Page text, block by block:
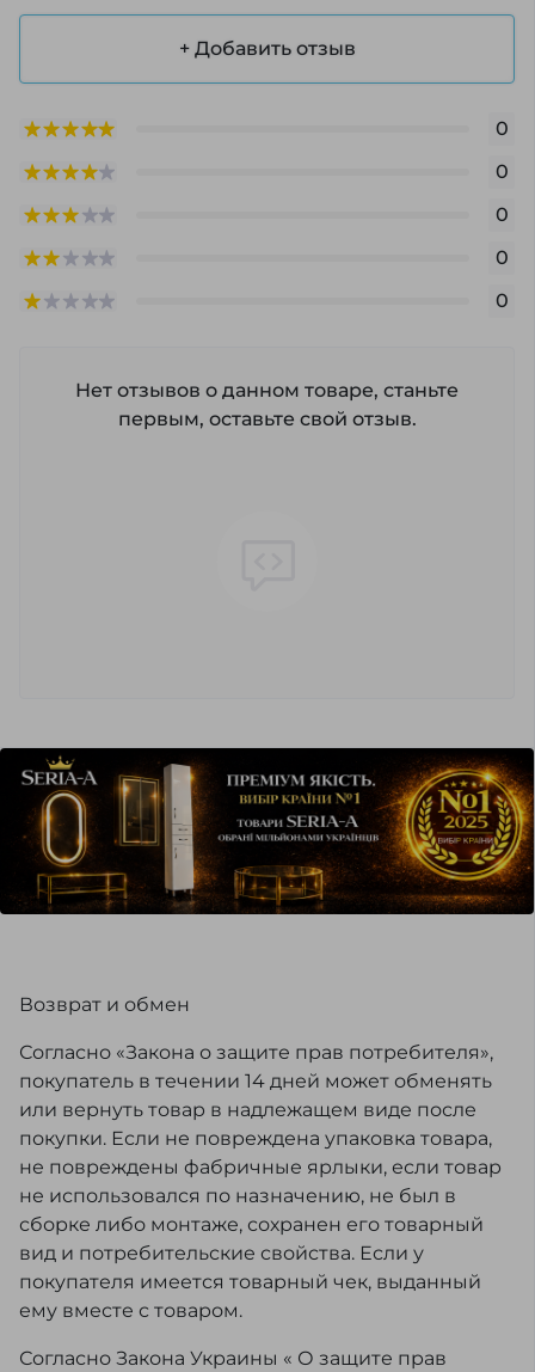
+ Добавить отзыв
0
0
0
0
0
Нет отзывов о данном товаре, станьте
первым, оставьте свой отзыв.
Возврат и обмен
Согласно «Закона о защите прав потребителя»,
покупатель в течении 14 дней может обменять
или вернуть товар в надлежащем виде после
покупки. Если не повреждена упаковка товара,
не повреждены фабричные ярлыки, если товар
не использовался по назначению, не был в
сборке либо монтаже, сохранен его товарный
вид и потребительские свойства. Если у
покупателя имеется товарный чек, выданный
ему вместе с товаром.
Согласно Закона Украины « О защите прав